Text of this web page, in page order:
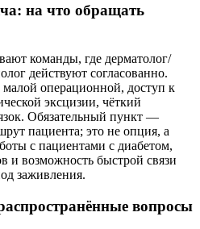
на что обращать
команды, где дерматолог/
действуют согласованно.
операционной, доступ к
эксцизии, чёткий
Обязательный пункт —
пациента; это не опция, а
с пациентами с диабетом,
и возможность быстрой связи
заживления.
вопросы